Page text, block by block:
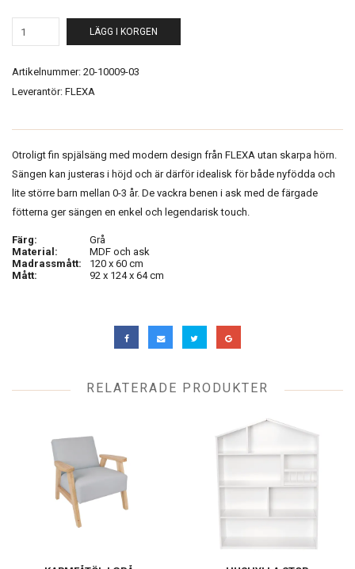
LÄGG I KORGEN
Artikelnummer: 20-10009-03
Leverantör: FLEXA
Otroligt fin spjälsäng med modern design från FLEXA utan skarpa hörn.
Sängen kan justeras i höjd och är därför idealisk för både nyfödda och
lite större barn mellan 0-3 år. De vackra benen i ask med de färgade
fötterna ger sängen en enkel och legendarisk touch.
Färg:
Grå
Material:
MDF och ask
Madrassmått:
120 x 60 cm
Mått:
92 x 124 x 64 cm
RELATERADE PRODUKTER